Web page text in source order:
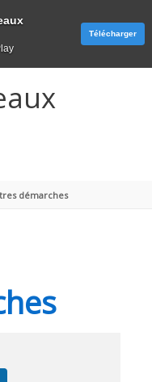
démarches
Télécharger